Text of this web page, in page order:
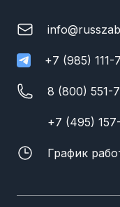
+7 (985) 111-
8 (800) 551-
+7 (495)
График